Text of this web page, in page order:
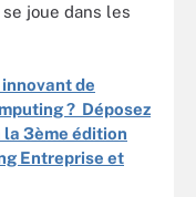
joue dans les
de
? Déposez
3ème édition
Entreprise et